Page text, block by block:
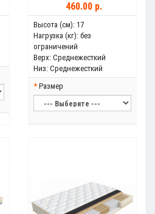
460.00 р.
Высота (см): 17
Нагрузка (кг): без
ограничений
Верх: Среднежесткий
Низ: Среднежесткий
Размер